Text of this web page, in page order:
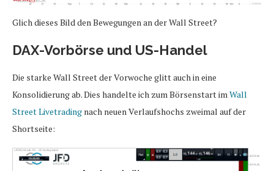
Glich dieses Bild den Bewegungen an der Wall Street?
DAX-Vorbörse und US-Handel
Die starke Wall Street der Vorwoche glitt auch in eine
Konsolidierung ab. Dies handelte ich zum Börsenstart imWall
Street Livetrading nach neuen Verlaufshochs zweimal auf der
Shortseite: